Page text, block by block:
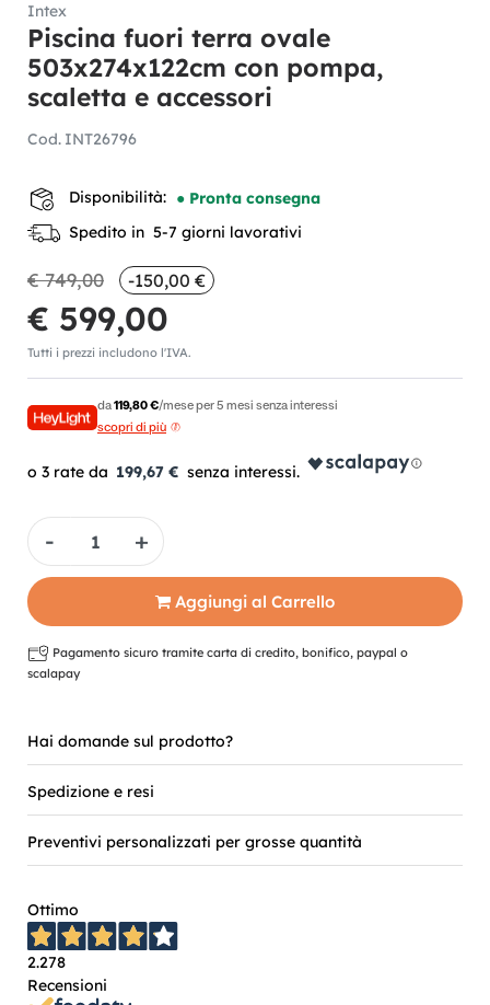
Intex
Piscina fuori terra ovale
503x274x122cm con pompa,
scaletta e accessori
Cod. INT26796
Disponibilità: ● Pronta consegna
Spedito in 5-7 giorni lavorativi
€ 749,00 -150,00 €
€ 599,00
Tutti i prezzi includono l'IVA.
da119,80 €/mese per 5 mesi senza interessi
scopri di più
199,67 €
Quantità
Aggiungi al Carrello
Pagamento sicuro tramite carta di credito, bonifico, paypal o
scalapay
Hai domande sul prodotto?
Spedizione e resi
Preventivi personalizzati per grosse quantità
Ottimo
2.278
Recensioni